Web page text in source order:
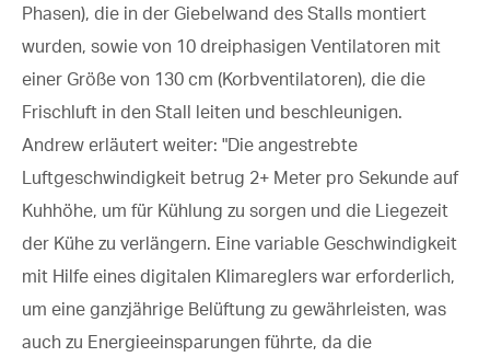
Phasen), die in der Giebelwand des Stalls montiert
wurden, sowie von 10 dreiphasigen Ventilatoren mit
einer Größe von 130 cm (Korbventilatoren), die die
Frischluft in den Stall leiten und beschleunigen.
Andrew erläutert weiter: "Die angestrebte
Luftgeschwindigkeit betrug 2+ Meter pro Sekunde auf
Kuhhöhe, um für Kühlung zu sorgen und die Liegezeit
der Kühe zu verlängern. Eine variable Geschwindigkeit
mit Hilfe eines digitalen Klimareglers war erforderlich,
um eine ganzjährige Belüftung zu gewährleisten, was
auch zu Energieeinsparungen führte, da die